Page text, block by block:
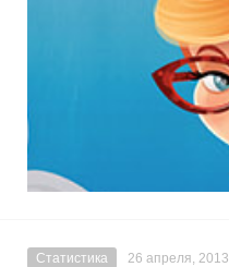
Статистика 26 апреля, 2013